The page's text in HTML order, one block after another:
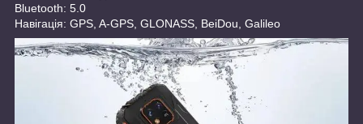
Bluetooth: 5.0
Навігація: GPS, A-GPS, GLONASS, BeiDou, Galileo